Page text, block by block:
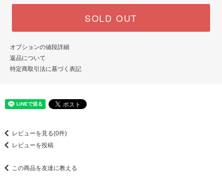
SOLD OUT
オプションの値段詳細
返品について
特定商取引法に基づく表記
レビューを見る(0件)
レビューを投稿
この商品を友達に教える